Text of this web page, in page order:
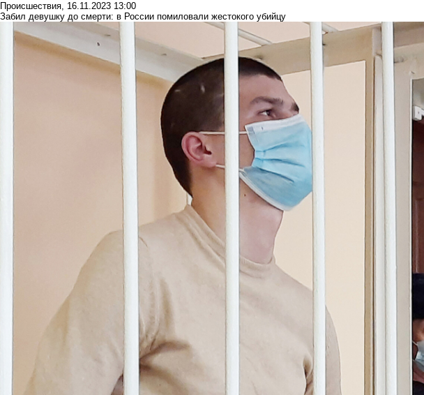
Происшествия, 16.11.2023 13:00
Забил девушку до смерти: в России помиловали жестокого убийцу